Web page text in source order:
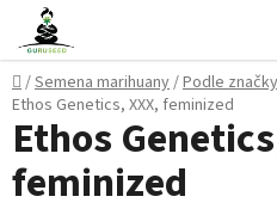
Přejít
obsah
Domů
/Semena marihuany/Podle
Ethos Genetics, XXX, feminized
Ethos
feminized